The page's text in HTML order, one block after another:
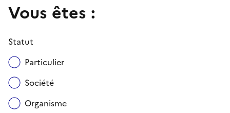
Vous êtes :
Statut
Particulier
Société
Organisme